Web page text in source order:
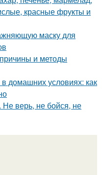
красные фрукты и
маску для
и методы
домашних условиях: как
Не верь, не бойся, не